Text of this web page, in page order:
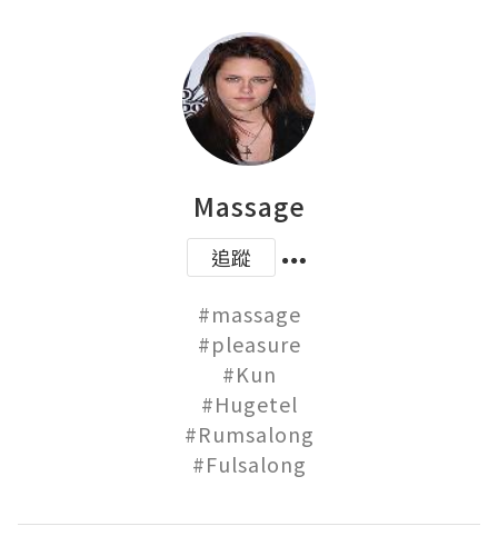
Massage
追蹤
#massage
#pleasure
#Kun
#Hugetel
#Rumsalong
#Fulsalong